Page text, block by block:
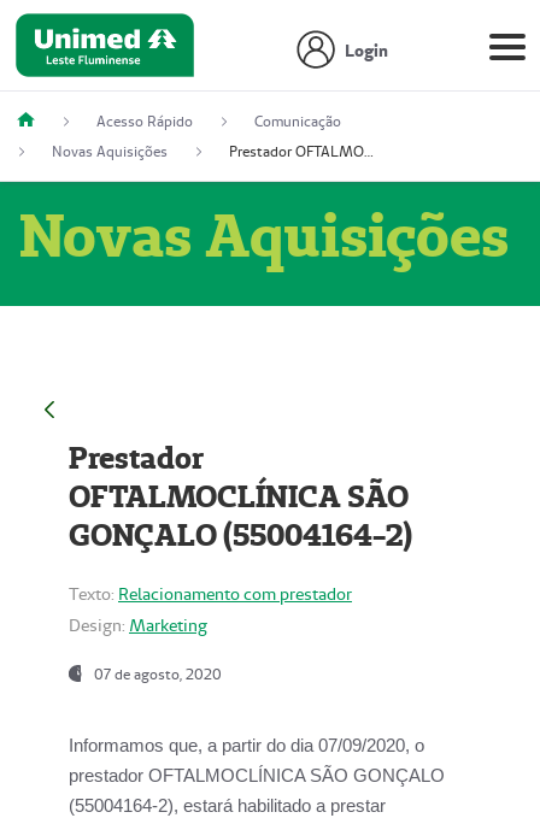
Login
Acesso Rápido
Comunicação
Novas Aquisições
Prestador OFTALMOCLÍNICA SÃO GONÇALO (55004164-2)
Novas Aquisições
Prestador
OFTALMOCLÍNICA SÃO
GONÇALO (55004164-2)
Texto: Relacionamento com prestador
Design: Marketing
07 de agosto, 2020
Informamos que, a partir do dia07/09/2020, o
prestador OFTALMOCLÍNICA SÃO GONÇALO
(55004164-2), estará habilitado a prestar